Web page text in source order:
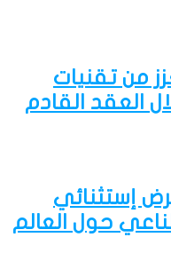
دبي 2020 يعزز من تقنيات
العقد القادم
دبي 2020: عرض إستثنائي
حول العالم